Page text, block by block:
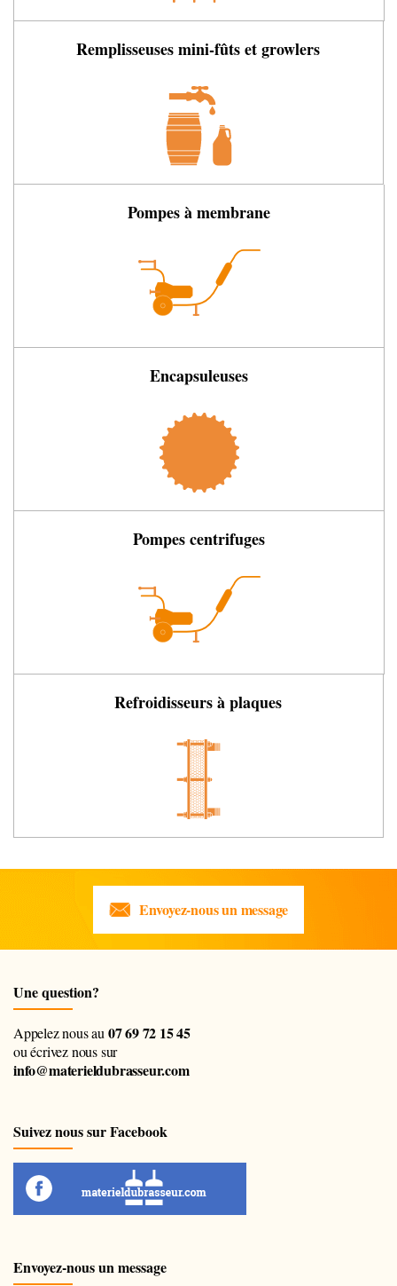
Remplisseuses mini-fûts et growlers
Pompes à membrane
Encapsuleuses
Pompes centrifuges
Refroidisseurs à plaques
Envoyez-nous un message
Une question?
Appelez nous au 07 69 72 15 45
ou écrivez nous sur
info@materieldubrasseur.com
Suivez nous sur Facebook
Envoyez-nous un message